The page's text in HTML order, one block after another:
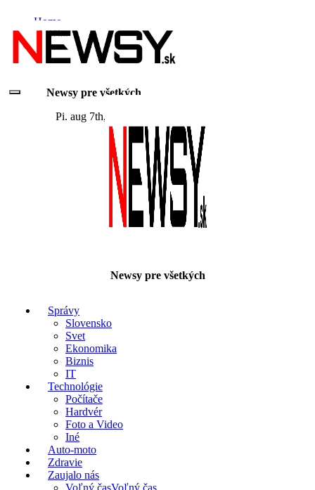
to
content
Home
Ukážka strany
O nás
Newsy pre všetkých
Pi. aug 7th, 2026
Newsy pre všetkých
Správy
Slovensko
Svet
Ekonomika
Biznis
IT
Technológie
Počítače
Hardvér
Foto a Video
Iné
Auto-moto
Zdravie
Zaujalo nás